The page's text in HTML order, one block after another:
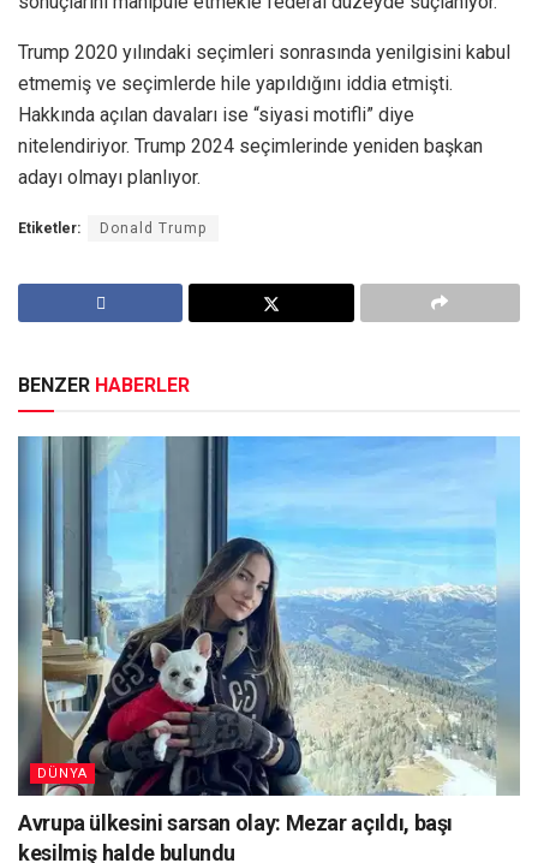
Trump 2020 yılındaki seçimleri sonrasında yenilgisini kabul
etmemiş ve seçimlerde hile yapıldığını iddia etmişti.
Hakkında açılan davaları ise “siyasi motifli” diye
nitelendiriyor. Trump 2024 seçimlerinde yeniden başkan
adayı olmayı planlıyor.
Etiketler: Donald Trump
BENZER HABERLER
DÜNYA
Avrupa ülkesini sarsan olay: Mezar açıldı, başı
kesilmiş halde bulundu